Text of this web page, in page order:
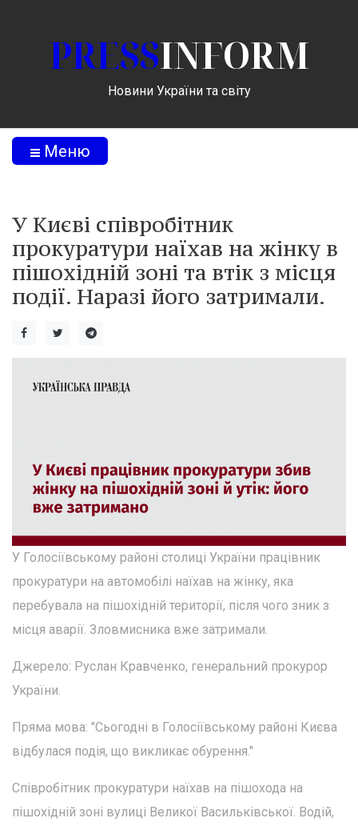
PRESSINFORM
Новини України та світу
Меню
У Києві співробітник
прокуратури наїхав на жінку в
пішохідній зоні та втік з місця
події. Наразі його затримали.
У Голосіївському районі столиці України працівник
прокуратури на автомобілі наїхав на жінку, яка
перебувала на пішохідній території, після чого зник з
місця аварії. Зловмисника вже затримали.
Джерело: Руслан Кравченко, генеральний прокурор
України.
Пряма мова: "Сьогодні в Голосіївському районі Києва
відбулася подія, що викликає обурення."
Співробітник прокуратури наїхав на пішохода на
пішохідній зоні вулиці Великої Васильківської. Водій,